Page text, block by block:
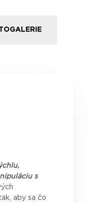
s
aby sa čo